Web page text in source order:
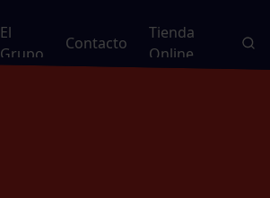
El
Grupo
Contacto
Tienda
Online